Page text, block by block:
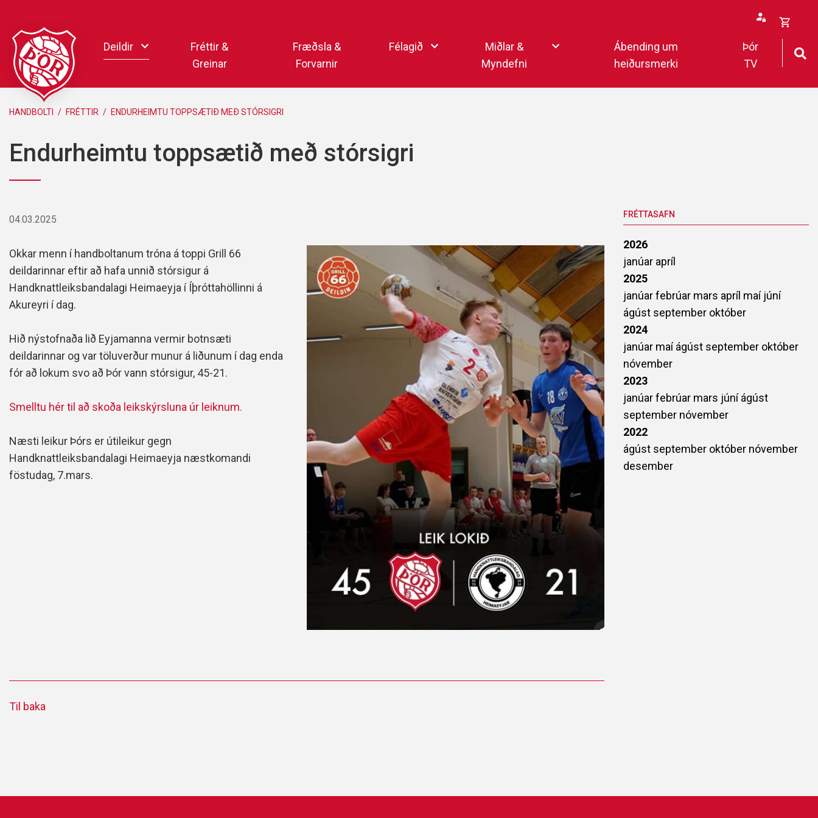
efni
Deildir
Handbolti
Knattspyrna
Pollamót Samskipa
Fréttir &
Greinar
Fræðsla &
Forvarnir
Félagið
Getraunaþjónusta Þórs
Þórssvæðið
Lög Þórs
Fyrirmyndarfélag ÍSÍ
Handbók aðalstjórnar Þórs
Ársskýrslur
Miðlar &
Myndefni
Ábending um
heiðursmerki
Þór
TV
Opna
körfu
HANDBOLTI / FRÉTTIR / ENDURHEIMTU TOPPSÆTIÐ MEÐ STÓRSIGRI
Endurheimtu toppsætið með stórsigri
04.03.2025
Okkar menn í handboltanum tróna á toppi Grill 66
deildarinnar eftir að hafa unnið stórsigur á
Handknattleiksbandalagi Heimaeyja í Íþróttahöllinni á
Akureyri í dag.
Hið nýstofnaða lið Eyjamanna vermir botnsæti
deildarinnar og var töluverður munur á liðunum í dag enda
fór að lokum svo að Þór vann stórsigur, 45-21.
Smelltu hér til að skoða leikskýrsluna úr leiknum.
Næsti leikur Þórs er útileikur gegn
Handknattleiksbandalagi Heimaeyja næstkomandi
föstudag, 7.mars.
Til baka
FRÉTTASAFN
2026
janúar apríl
2025
janúarfebrúar mars apríl maí júní
ágúst september október
2024
janúar maíágúst september október
nóvember
2023
janúarfebrúar mars júníágúst
september nóvember
2022
ágúst september október nóvember
desember